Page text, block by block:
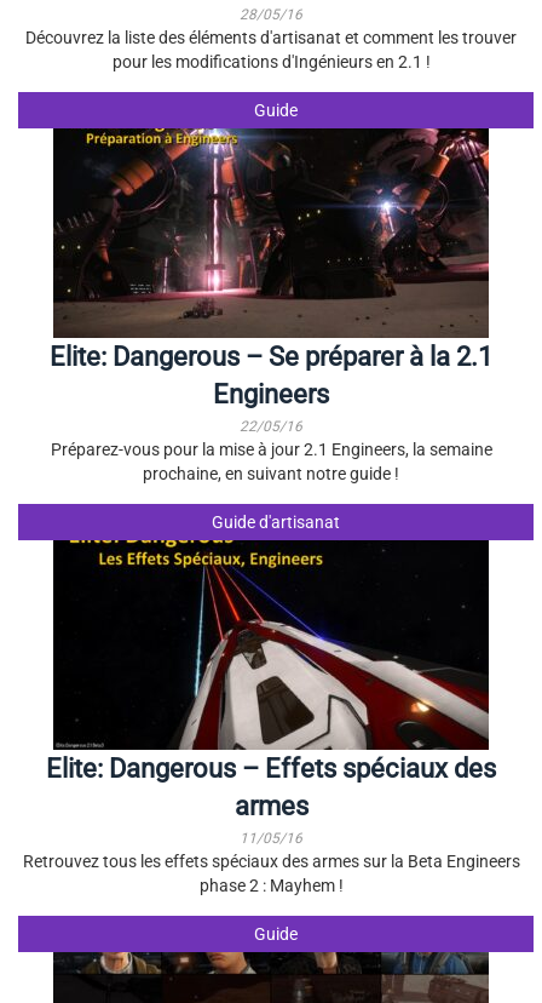
28/05/16
Découvrez la liste des éléments d'artisanat et comment les trouver
pour les modifications d'Ingénieurs en 2.1 !
Guide
Elite: Dangerous – Se préparer à la 2.1
Engineers
22/05/16
Préparez-vous pour la mise à jour 2.1 Engineers, la semaine
prochaine, en suivant notre guide !
Guide d'artisanat
Elite: Dangerous – Effets spéciaux des
armes
11/05/16
Retrouvez tous les effets spéciaux des armes sur la Beta Engineers
phase 2 : Mayhem !
Guide